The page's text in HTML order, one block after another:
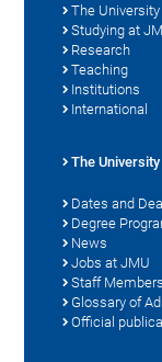
The University
Studying at
Research
Teaching
Institutions
International
The University
Dates and
Degree
News
Jobs at JMU
Staff Members
Glossary of
Official